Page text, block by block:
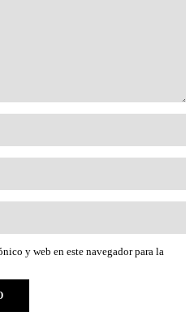
y web en este navegador para la